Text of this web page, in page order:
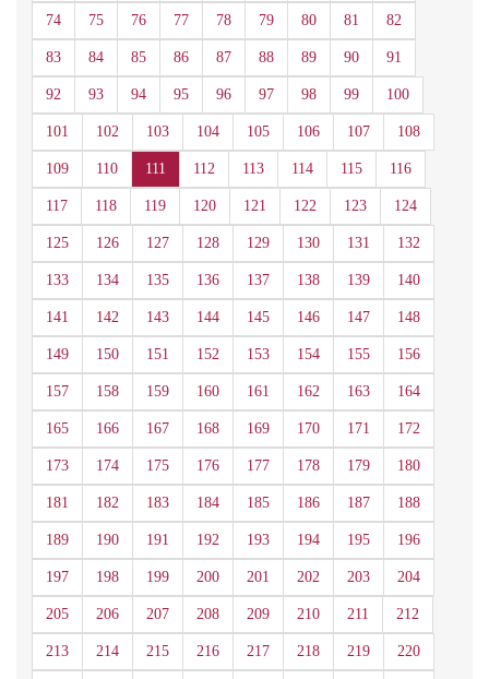
74 75 76 77 78 79 80 81 82
83 84 85 86 87 88 89 90 91
92 93 94 95 96 97 98 99 100
101 102 103 104 105 106 107 108
109 110 111 112 113 114 115 116
117 118 119 120 121 122 123 124
125 126 127 128 129 130 131 132
133 134 135 136 137 138 139 140
141 142 143 144 145 146 147 148
149 150 151 152 153 154 155 156
157 158 159 160 161 162 163 164
165 166 167 168 169 170 171 172
173 174 175 176 177 178 179 180
181 182 183 184 185 186 187 188
189 190 191 192 193 194 195 196
197 198 199 200 201 202 203 204
205 206 207 208 209 210 211 212
213 214 215 216 217 218 219 220